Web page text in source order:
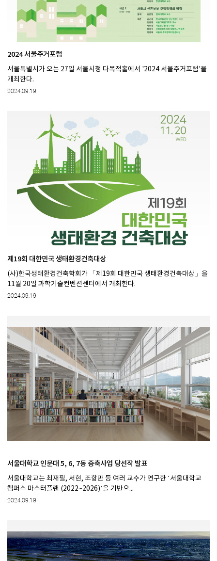
2024 서울주거포럼
서울특별시가 오는 27일 서울시청 다목적홀에서 '2024 서울주거포럼'을
개최한다.
2024.09.19
제19회 대한민국 생태환경건축대상
(사)한국생태환경건축학회가 「제19회 대한민국 생태환경건축대상」을
11월 20일 과학기술컨벤션센터에서 개최한다.
2024.09.19
서울대학교 인문대 5, 6, 7동 증축사업 당선작 발표
서울대학교는 최재필, 서현, 조항만 등 여러 교수가 연구한 ‘서울대학교
캠퍼스 마스터플랜 (2022~2026)’을 기반으...
2024.09.19